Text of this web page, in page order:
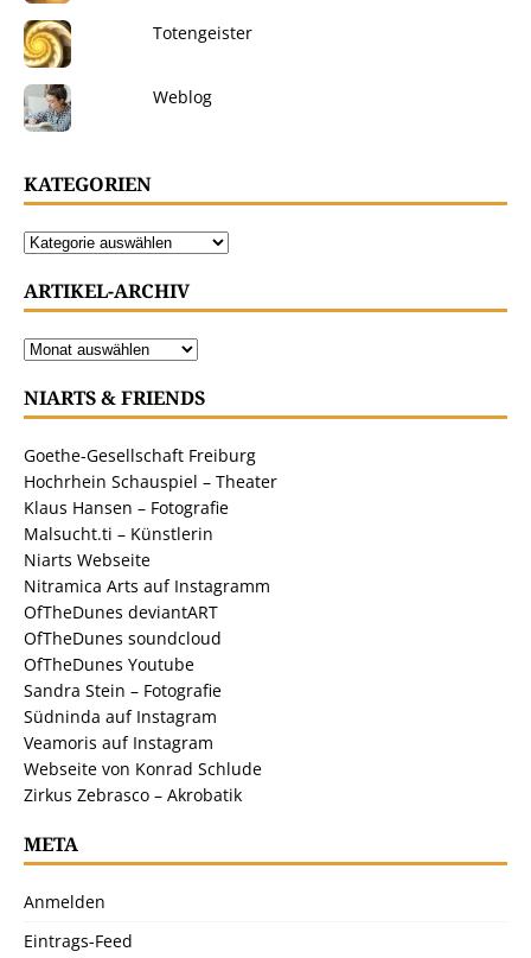
Totengeister
Weblog
KATEGORIEN
ARTIKEL-ARCHIV
NIARTS & FRIENDS
Goethe-Gesellschaft Freiburg
Hochrhein Schauspiel – Theater
Klaus Hansen – Fotografie
Malsucht.ti – Künstlerin
Niarts Webseite
Nitramica Arts auf Instagramm
OfTheDunes deviantART
OfTheDunes soundcloud
OfTheDunes Youtube
Sandra Stein – Fotografie
Südninda auf Instagram
Veamoris auf Instagram
Webseite von Konrad Schlude
Zirkus Zebrasco – Akrobatik
META
Anmelden
Eintrags-Feed